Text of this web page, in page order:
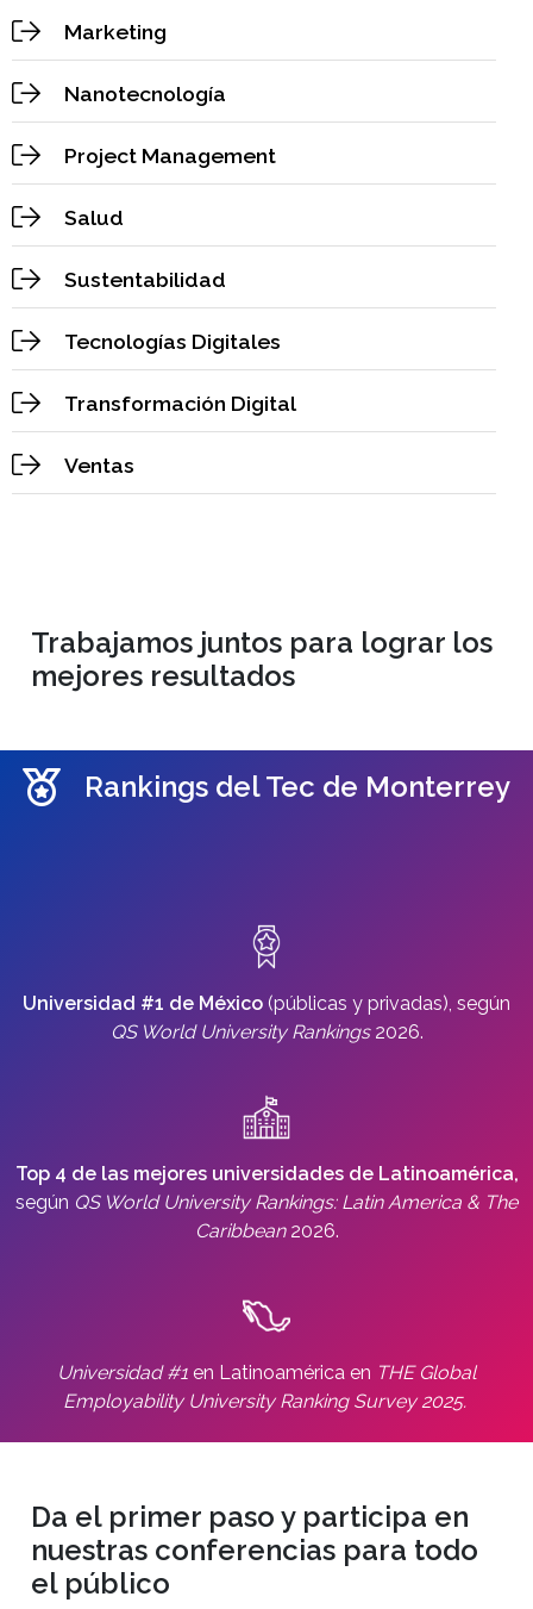
Marketing
Nanotecnología
Project Management
Salud
Sustentabilidad
Tecnologías Digitales
Transformación Digital
Ventas
Trabajamos juntos para lograr los
mejores resultados
Rankings del Tec de Monterrey
Universidad #1 de México (públicas y privadas), según
QS World University Rankings2026.
Top 4 de las mejores universidades de Latinoamérica,
según QS World University Rankings: Latin America & The
Caribbean 2026.
Universidad #1 en Latinoamérica en THE Global
Employability University Ranking Survey 2025.
Da el primer paso y participa en
nuestras conferencias para todo
el público